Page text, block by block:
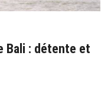
Bali : détente et